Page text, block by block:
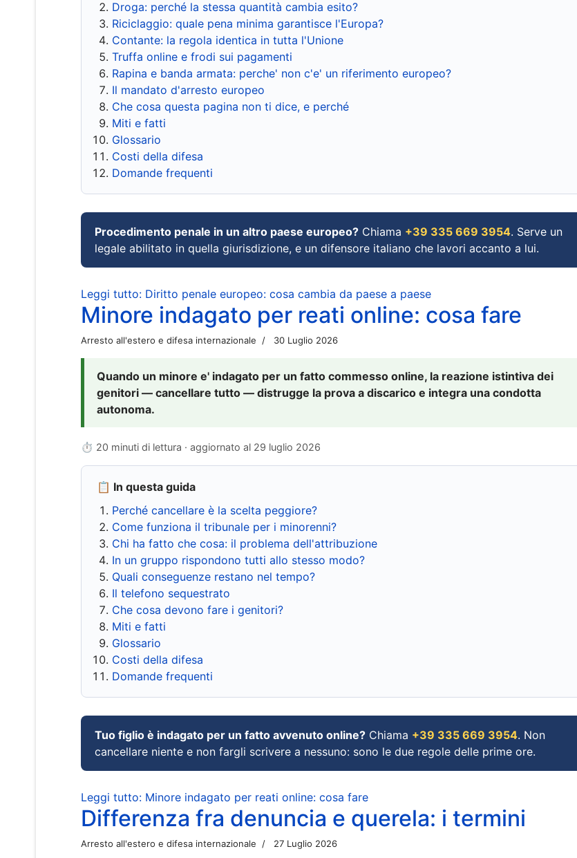
Droga: perché la stessa quantità cambia esito?
Riciclaggio: quale pena minima garantisce l'Europa?
Contante: la regola identica in tutta l'Unione
Truffa online e frodi sui pagamenti
Rapina e banda armata: perche' non c'e' un riferimento europeo?
Il mandato d'arresto europeo
Che cosa questa pagina non ti dice, e perché
Miti e fatti
Glossario
Costi della difesa
Domande frequenti
Procedimento penale in un altro paese europeo? Chiama +39 335 669 3954. Serve un
legale abilitato in quella giurisdizione, e un difensore italiano che lavori accanto a lui.
Leggi tutto: Diritto penale europeo: cosa cambia da paese a paese
Minore indagato per reati online: cosa fare
Arresto all'estero e difesa internazionale 30 Luglio 2026
Quando un minore e' indagato per un fatto commesso online, la reazione istintiva dei
genitori — cancellare tutto — distrugge la prova a discarico e integra una condotta
autonoma.
⏱ 20 minuti di lettura · aggiornato al 29 luglio 2026
📋 In questa guida
Perché cancellare è la scelta peggiore?
Come funziona il tribunale per i minorenni?
Chi ha fatto che cosa: il problema dell'attribuzione
In un gruppo rispondono tutti allo stesso modo?
Quali conseguenze restano nel tempo?
Il telefono sequestrato
Che cosa devono fare i genitori?
Miti e fatti
Glossario
Costi della difesa
Domande frequenti
Tuo figlio è indagato per un fatto avvenuto online? Chiama +39 335 669 3954. Non
cancellare niente e non fargli scrivere a nessuno: sono le due regole delle prime ore.
Leggi tutto: Minore indagato per reati online: cosa fare
Differenza fra denuncia e querela: i termini
Arresto all'estero e difesa internazionale 27 Luglio 2026